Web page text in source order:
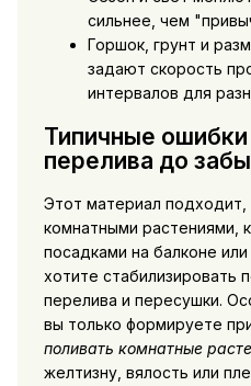
сильнее, чем
Горшок, грунт и
задают скорость
интервалов для
Типичные ошибки
перелива до
Этот материал подходит,
комнатными растениями,
посадками на балконе
хотите стабилизировать
перелива и пересушки.
вы только формируете
поливать комнатные
желтизну, вялость или